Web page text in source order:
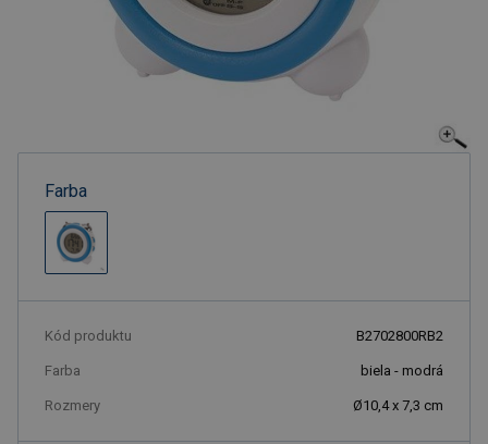
Farba
Kód produktu B2702800RB2
Farba biela - modrá
Rozmery Ø10,4 x 7,3 cm